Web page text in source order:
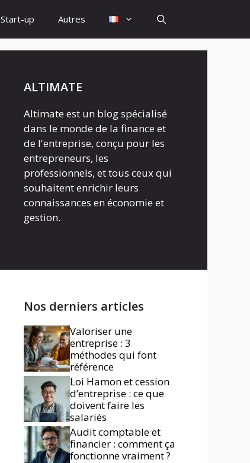
Start-up Autres
ALTIMATE
Altimate est un blog spécialisé
dans le monde de la finance et
de l'entreprise, conçu pour les
entrepreneurs, les
professionnels, et tous ceux qui
souhaitent enrichir leurs
connaissances en économie et
gestion.
Nos derniers articles
Valoriser une
entreprise : 3
méthodes qui font
référence
Loi Hamon et cession
d’entreprise : ce que
doivent faire les
salariés
Audit comptable et
financier : comment ça
fonctionne vraiment ?